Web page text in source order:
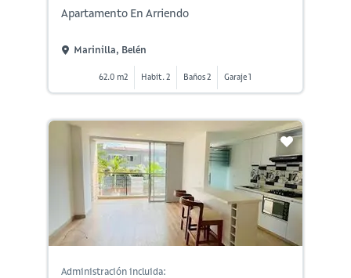
Apartamento En Arriendo
Marinilla, Belén
62.0 m2 Habit. 2 Baños 2 Garaje 1
Administración incluida: